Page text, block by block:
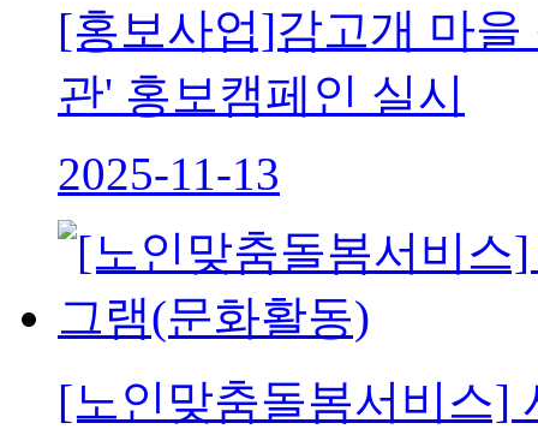
[홍보사업]감고개 마
관' 홍보캠페인 실시
2025-11-13
[노인맞춤돌봄서비스]